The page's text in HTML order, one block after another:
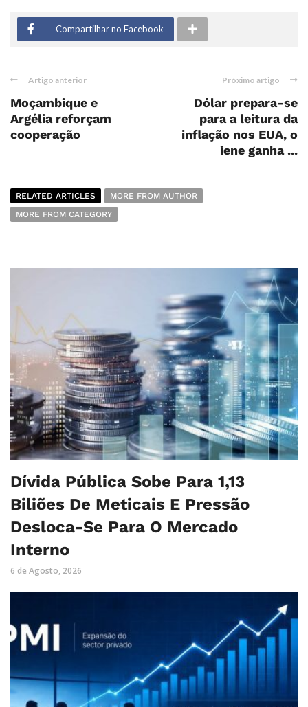
Compartilhar no Facebook
Artigo anterior
Moçambique e
Argélia reforçam
cooperação
Próximo artigo
Dólar prepara-se
para a leitura da
inflação nos EUA, o
iene ganha ...
RELATED ARTICLES
MORE FROM AUTHOR
MORE FROM CATEGORY
Dívida Pública Sobe Para 1,13
Biliões De Meticais E Pressão
Desloca-Se Para O Mercado
Interno
6 de Agosto, 2026